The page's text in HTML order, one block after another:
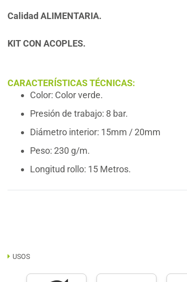
Longitud:15 metros por rollo
Calidad ALIMENTARIA.
KIT CON ACOPLES.
CARACTERÍSTICAS TÉCNICAS:
Color: Color verde.
Presión de trabajo: 8 bar.
Diámetro interior: 15mm / 20mm
Peso: 230 g/m.
Longitud rollo: 15 Metros.
USOS